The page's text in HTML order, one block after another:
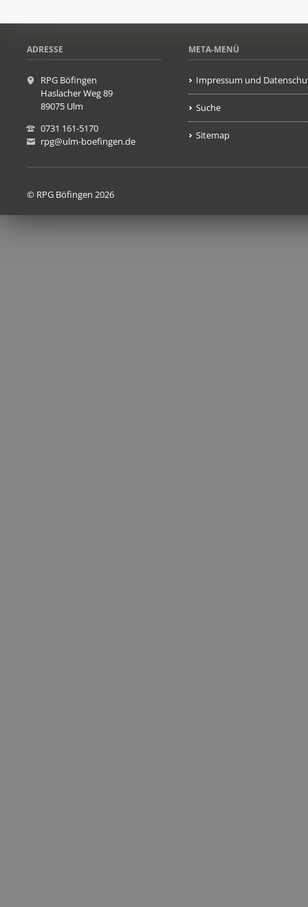
ADRESSE
RPG Böfingen
Haslacher Weg 89
89075 Ulm
0731 161-5170
rpg@ulm-boefingen.de
META-MENÜ
Impressum und
Suche
Sitemap
© RPG Böfingen 2026